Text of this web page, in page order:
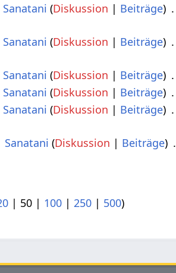
Sanatani Diskussion Beiträge
Sanatani Diskussion Beiträge
Sanatani Diskussion Beiträge
Sanatani Diskussion Beiträge
Sanatani Diskussion Beiträge
Sanatani Diskussion Beiträge
| 50 | 100 |250 | 500)